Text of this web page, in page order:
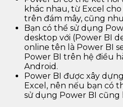
khác nhau, từ Excel
trên đám mây, cũng
Bạn có thể sử dụng
desktop với (Power BI
online tên là Power BI
Power BI trên hệ điều
Android.
Power BI được xây
Excel, nên nếu bạn có
sử dụng Power BI